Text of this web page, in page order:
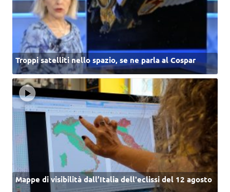
Troppi satelliti nello spazio, se ne parla al Cospar
Mappe di visibilità dall’Italia dell'eclissi del 12 agosto